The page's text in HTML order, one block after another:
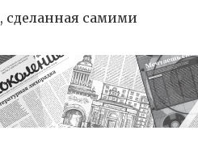
сделанная самими